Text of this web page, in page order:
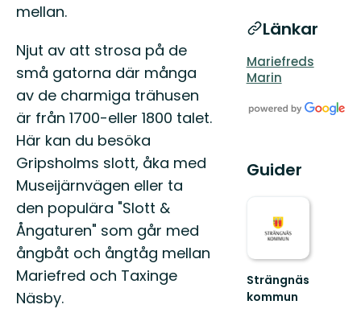
mellan.
Njut av att strosa på de
små gatorna där många
av de charmiga trähusen
är från 1700-eller 1800 talet.
Här kan du besöka
Gripsholms slott, åka med
Museijärnvägen eller ta
den populära "Slott &
Ångaturen" som går med
ångbåt och ångtåg mellan
Mariefred och Taxinge
Näsby.
Länkar
Mariefreds
Marin
Guider
Strängnäs
kommun